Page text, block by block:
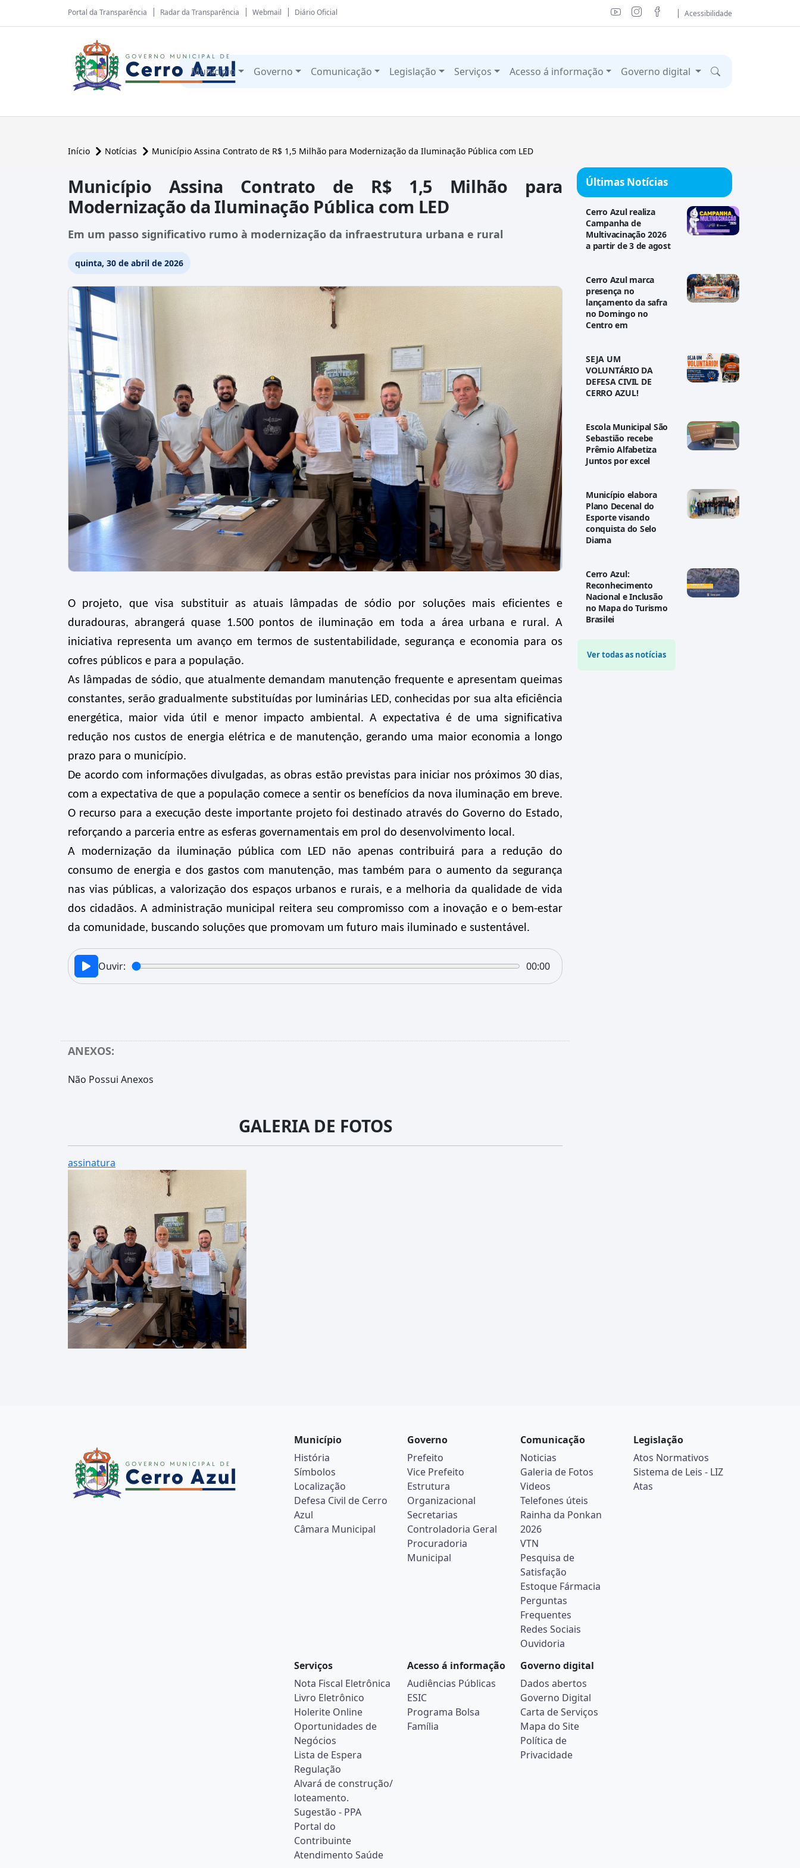
Portal da Transparência Radar da Transparência Webmail Diário Oficial Acessibilidade
Município Governo Comunicação Legislação Serviços Acesso á informação Governo digital
Início Notícias Município Assina Contrato de R$ 1,5 Milhão para Modernização da Iluminação Pública com LED
Município Assina Contrato de R$ 1,5 Milhão para
Modernização da Iluminação Pública com LED
Em um passo significativo rumo à modernização da infraestrutura urbana e rural
quinta, 30 de abril de 2026
O projeto, que visa substituir as atuais lâmpadas de sódio por soluções mais eficientes e
duradouras, abrangerá quase 1.500 pontos de iluminação em toda a área urbana e rural. A
iniciativa representa um avanço em termos de sustentabilidade, segurança e economia para os
cofres públicos e para a população.
As lâmpadas de sódio, que atualmente demandam manutenção frequente e apresentam queimas
constantes, serão gradualmente substituídas por luminárias LED, conhecidas por sua alta eficiência
energética, maior vida útil e menor impacto ambiental. A expectativa é de uma significativa
redução nos custos de energia elétrica e de manutenção, gerando uma maior economia a longo
prazo para o município.
De acordo com informações divulgadas, as obras estão previstas para iniciar nos próximos 30 dias,
com a expectativa de que a população comece a sentir os benefícios da nova iluminação em breve.
O recurso para a execução deste importante projeto foi destinado através do Governo do Estado,
reforçando a parceria entre as esferas governamentais em prol do desenvolvimento local.
A modernização da iluminação pública com LED não apenas contribuirá para a redução do
consumo de energia e dos gastos com manutenção, mas também para o aumento da segurança
nas vias públicas, a valorização dos espaços urbanos e rurais, e a melhoria da qualidade de vida
dos cidadãos. A administração municipal reitera seu compromisso com a inovação e o bem-estar
da comunidade, buscando soluções que promovam um futuro mais iluminado e sustentável.
Ouvir: 00:00
ANEXOS:
Não Possui Anexos
GALERIA DE FOTOS
assinatura
Últimas Notícias
Cerro Azul realiza
Campanha de
Multivacinação 2026
a partir de 3 de agost
Cerro Azul marca
presença no
lançamento da safra
no Domingo no
Centro em
SEJA UM
VOLUNTÁRIO DA
DEFESA CIVIL DE
CERRO AZUL!
Escola Municipal São
Sebastião recebe
Prêmio Alfabetiza
Juntos por excel
Município elabora
Plano Decenal do
Esporte visando
conquista do Selo
Diama
Cerro Azul:
Reconhecimento
Nacional e Inclusão
no Mapa do Turismo
Brasilei
Ver todas as notícias
Município
História
Símbolos
Localização
Defesa Civil de Cerro
Azul
Câmara Municipal
Governo
Prefeito
Vice Prefeito
Estrutura
Organizacional
Secretarias
Controladoria Geral
Procuradoria
Municipal
Comunicação
Noticias
Galeria de Fotos
Videos
Telefones úteis
Rainha da Ponkan
2026
VTN
Pesquisa de
Satisfação
Estoque Fármacia
Perguntas
Frequentes
Redes Sociais
Ouvidoria
Legislação
Atos Normativos
Sistema de Leis - LIZ
Atas
Serviços
Nota Fiscal Eletrônica
Livro Eletrônico
Holerite Online
Oportunidades de
Negócios
Lista de Espera
Regulação
Alvará de construção/
loteamento.
Sugestão - PPA
Portal do
Contribuinte
Atendimento Saúde
Acesso á informação
Audiências Públicas
ESIC
Programa Bolsa
Família
Governo digital
Dados abertos
Governo Digital
Carta de Serviços
Mapa do Site
Política de
Privacidade